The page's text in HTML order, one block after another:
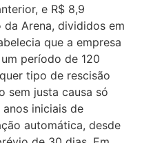
e R$ 8,9
Arena, divididos em
que a empresa
período de 120
tipo de rescisão
sem justa causa só
iniciais de
automática, desde